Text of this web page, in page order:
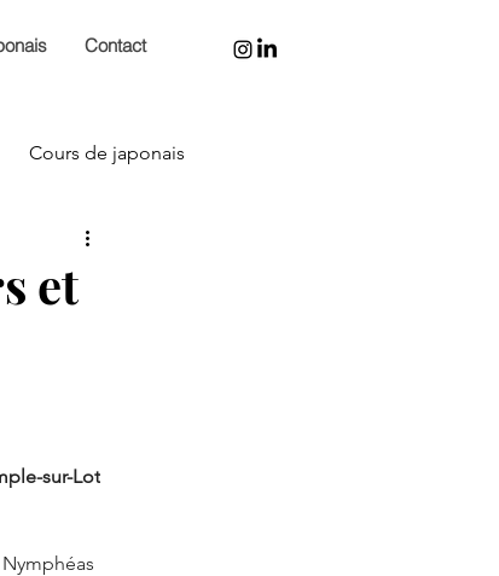
Contact
Cours de japonais
et
sur-Lot